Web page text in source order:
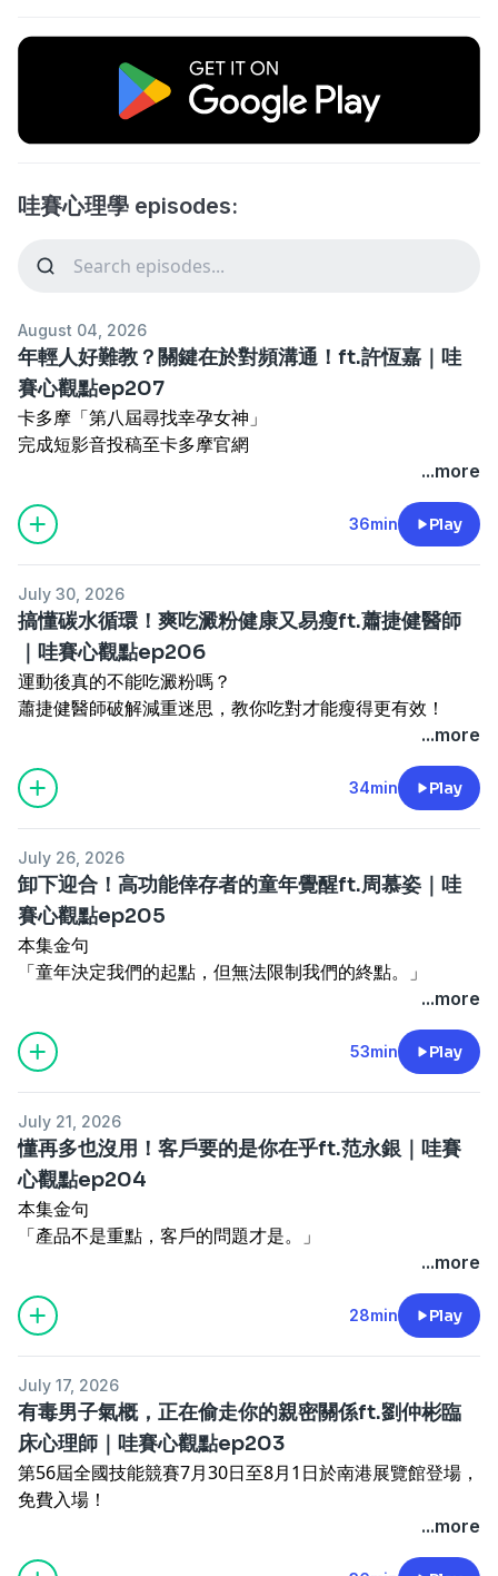
哇賽心理學 episodes:
August 04, 2026
年輕人好難教？關鍵在於對頻溝通！ft.許恆嘉｜哇
賽心觀點ep207
卡多摩「第八屆尋找幸孕女神」
完成短影音投稿至卡多摩官網
.
本集金句
「帶人先帶心，重點是先接住對方的狀態。」
「接納現在的自己，才會產生向上的力量。」
「先把界線講清楚，放手才能長出責任感。」
.
推薦閱讀：放心，不放任：從覺察到同步，找回教養的彈性
https://bit.ly/3TuKBMI
.
。帶人帶心的 VSAI 四狀態
。誇誇態：給予正向肯定
。聽聽態：耐心聆聽接納
。講理態：理性對等討論
。行動態：陪伴加油不打岔
。透過狀態循環建立關係
.
https://portaly.cc/onyourpsy/support
留言告訴我你對這一集的想法：
https://open.firstory.me/user/
.
若你覺得我們節目不錯，請記得要訂閱哦。也歡迎來跟我們
聊聊
--
主談人：蔡宇哲博士、許恆嘉博士
Powered byFirstory Hosting
...more
36min Play
July 30, 2026
搞懂碳水循環！爽吃澱粉健康又易瘦ft.蕭捷健醫師
｜哇賽心觀點ep206
運動後真的不能吃澱粉嗎？
蕭捷健醫師破解減重迷思，教你吃對才能瘦得更有效！
.
本集金句
「少吃多動像遇到饑荒，代謝降低反而更難減。」
「減重不要去對抗，而是順應身體原廠設定。」
.
本集重點
。破解減重迷思：運動完正是享受美食好時機
。生酮飲食大口吃肉好開心？小心熱量超標，體重不減反增
。糖尿病不是糖的問題，是內臟脂肪的問題
。愛吃麵包先冷凍再回烤？可保留部分抗性澱粉
.
贊助支持哇賽心理學：
https://portaly.cc/onyourpsy/support
留言告訴我你對這一集的想法：
https://open.firstory.me/user/
若你覺得我們節目不錯，請記得要訂閱哦。也歡迎來跟我們
https://portaly.cc/onyourpsy
--
主談人：蔡宇哲博士、蕭捷健醫師
Powered by
...more
34min Play
July 26, 2026
卸下迎合！高功能倖存者的童年覺醒ft.周慕姿｜哇
賽心觀點ep205
本集金句
「童年決定我們的起點，但無法限制我們的終點。」
「情緒切割是為了保護，情緒獨立才是真正的自由。」
「你不需要證明自己的價值，才值得被愛。」
https://bit.ly/4fkE27R
本集重點
。不是童年決定一切，但確實影響著我們最重要的部分
。每個人選擇的生存策略不一，但大家要解決的問題都一樣
。缺席的父親：家庭動力系統看白雪公主
。高功能倖存者代表：得長女病的灰姑娘
。高功能倖存者VS高功能者差異：你是為了讓誰開心？
.
贊助支持哇賽心理學：
https://portaly.cc/onyourpsy/support
留言告訴我你對這一集的想法：
https://open.firstory.me/user/
若你覺得我們節目不錯，請記得要訂閱哦。也歡迎來跟我們
...more
53min Play
July 21, 2026
懂再多也沒用！客戶要的是你在乎ft.范永銀｜哇賽
心觀點ep204
本集金句
「產品不是重點，客戶的問題才是。」
「被拒絕只是還沒有成交，客戶和其他人簽約之前都有機
「老客戶是資產，不是你的負債。表單的頂端」
https://bit.ly/45gwBsm
.
本集重點
。冰山理論看銷售：事情觀點有很多，但問題要從老闆痛點
下手
。銷售也講緣分，有時放棄是一種勝利
...more
28min Play
July 17, 2026
有毒男子氣概，正在偷走你的親密關係ft.劉仲彬臨
床心理師｜哇賽心觀點ep203
第56屆全國技能競賽7月30日至8月1日於南港展覽館登場，
免費入場！
青年組55職類、青少年組13職類，逾千名選手競技，還有
...more